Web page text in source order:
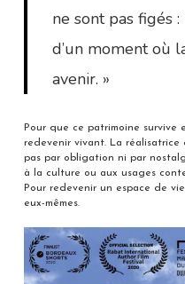
ne sont pas figés
d’un moment où
avenir. »
Pour que ce patrimoine survive
redevenir vivant. La réalisatrice
pas par obligation ni par
à la culture ou aux usages
Pour redevenir un espace de
eux-mêmes.